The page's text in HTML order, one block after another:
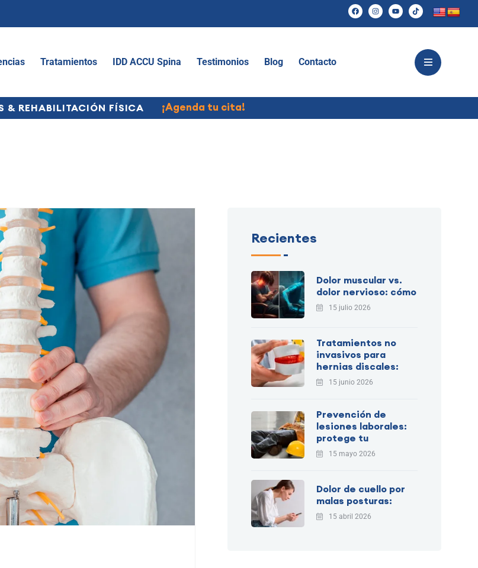
Tratamientos IDD ACCU Spina Testimonios Blog Contacto
& REHABILITACIÓN FÍSICA ¡Agenda tu cita!
Recientes
Dolor muscular vs.
dolor nervioso: cómo
15 julio 2026
Tratamientos no
invasivos para
hernias discales:
15 junio 2026
Prevención de
lesiones laborales:
protege tu
15 mayo 2026
Dolor de cuello por
malas posturas:
15 abril 2026